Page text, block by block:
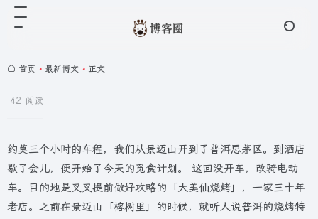
首页 • 最新博文 • 正文
42 阅读
约莫三个小时的车程，我们从景迈山开到了普洱思茅区。到酒店
歇了会儿，便开始了今天的觅食计划。 这回没开车，改骑电动
车。目的地是叉叉提前做好攻略的「大美仙烧烤」，一家三十年
老店。之前在景迈山「榕树里」的时候，就听人说普洱的烧烤特